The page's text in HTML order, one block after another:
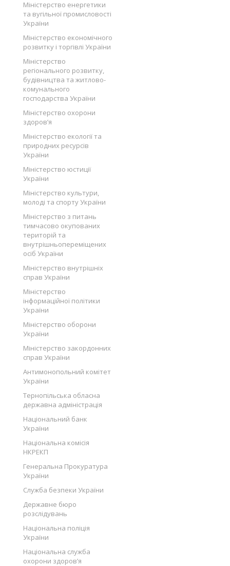
Міністерство енергетики
та вугільної промисловості
України
Міністерство економічного
розвитку і торгівлі України
Міністерство
регіонального розвитку,
будівництва та житлово-
комунального
господарства України
Міністерство охорони
здоров’я
Міністерство екології та
природних ресурсів
України
Міністерство юстиції
України
Міністерство культури,
молоді та спорту України
Міністерство з питань
тимчасово окупованих
територій та
внутрішньопереміщених
осіб України
Міністерство внутрішніх
справ України
Міністерство
інформаційної політики
України
Міністерство оборони
України
Міністерство закордонних
справ України
Антимонопольний комітет
України
Тернопільська обласна
державна адміністрація
Національний банк
України
Національна комісія
НКРЕКП
Генеральна Прокуратура
України
Служба безпеки України
Державне бюро
розслідувань
Національна поліція
України
Національна служба
охорони здоров’я